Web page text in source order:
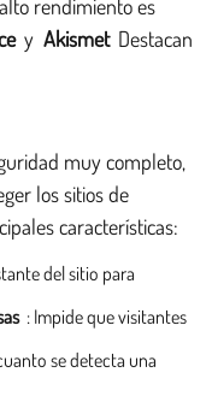
rendimiento es
y Akismet Destacan
muy completo,
los sitios de
características:
del sitio para
: Impide que visitantes
se detecta una